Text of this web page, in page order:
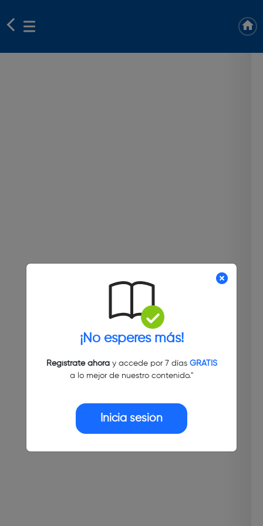
¡No esperes más!
Regístrate ahoray accede por 7 días GRATIS
a lo mejor de nuestro contenido."
Inicia sesión